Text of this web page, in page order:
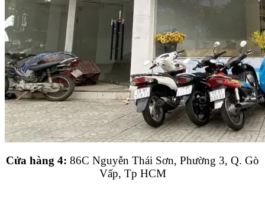
Cửa hàng 4: 86C Nguyễn Thái Sơn, Phường 3, Q. Gò
Vấp, Tp HCM